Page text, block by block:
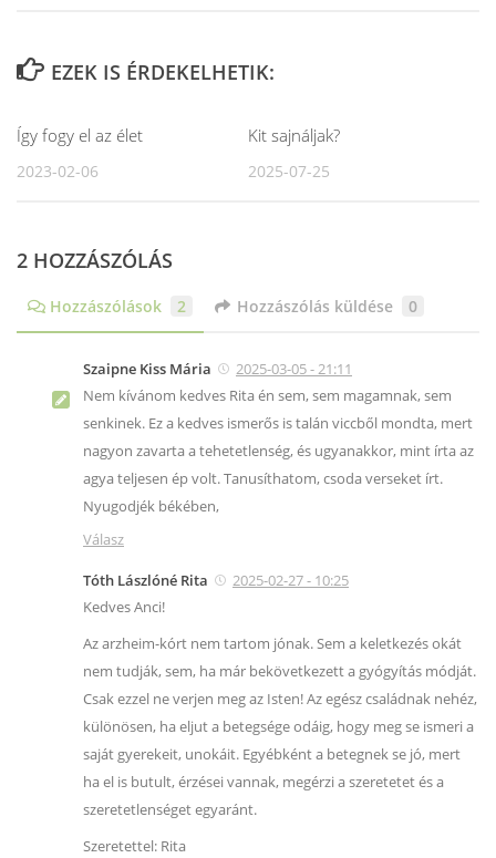
EZEK IS ÉRDEKELHETIK:
Így fogy el az élet
2023-02-06
Kit sajnáljak?
2025-07-25
2 HOZZÁSZÓLÁS
Hozzászólások 2 Hozzászólás küldése 0
Szaipne Kiss Mária
2025-03-05 - 21:11
Nem kívánom kedves Rita én sem, sem magamnak, sem
senkinek. Ez a kedves ismerős is talán viccből mondta, mert
nagyon zavarta a tehetetlenség, és ugyanakkor, mint írta az
agya teljesen ép volt. Tanusíthatom, csoda verseket írt.
Nyugodjék békében,
Válasz
Tóth Lászlóné Rita
2025-02-27 - 10:25
Kedves Anci!
Az arzheim-kórt nem tartom jónak. Sem a keletkezés okát
nem tudják, sem, ha már bekövetkezett a gyógyítás módját.
Csak ezzel ne verjen meg az Isten! Az egész családnak nehéz,
különösen, ha eljut a betegsége odáig, hogy meg se ismeri a
saját gyerekeit, unokáit. Egyébként a betegnek se jó, mert
ha el is butult, érzései vannak, megérzi a szeretetet és a
szeretetlenséget egyaránt.
Szeretettel: Rita